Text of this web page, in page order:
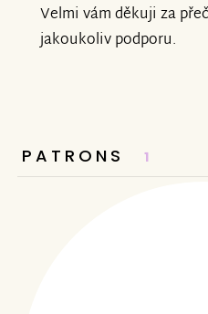
Velmi vám děkuji za
jakoukoliv podporu.
PATRONS 1